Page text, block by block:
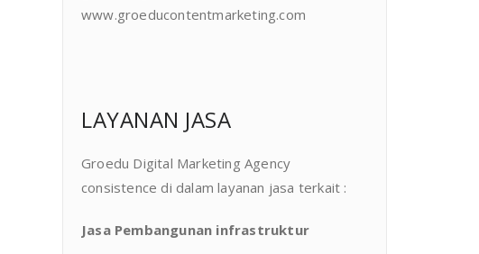
www.groeducontentmarketing.com
LAYANAN JASA
Groedu Digital Marketing Agency
consistence di dalam layanan jasa terkait :
Jasa Pembangunan infrastruktur